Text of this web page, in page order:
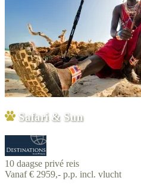
Safari & Sun
10 daagse privé reis
Vanaf € 2959,- p.p. incl. vlucht